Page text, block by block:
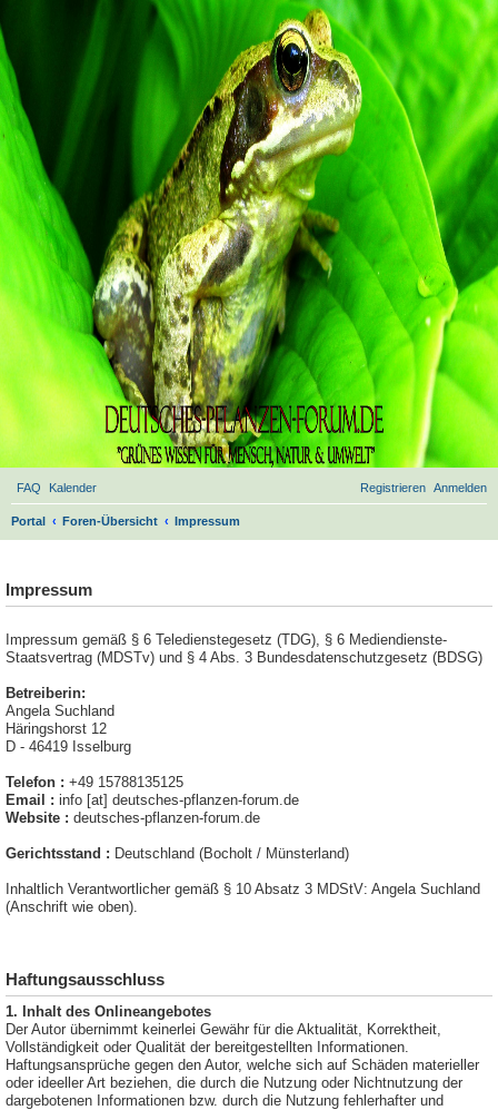
FAQ Kalender Anmelden
Registrieren
Portal Foren-Übersicht Impressum
Impressum
Impressum gemäß § 6 Teledienstegesetz (TDG), § 6 Mediendienste-
Staatsvertrag (MDSTv) und § 4 Abs. 3 Bundesdatenschutzgesetz (BDSG)
Betreiberin:
Angela Suchland
Häringshorst 12
D - 46419 Isselburg
Telefon : +49 15788135125
Email : info [at] deutsches-pflanzen-forum.de
Website : deutsches-pflanzen-forum.de
Gerichtsstand : Deutschland (Bocholt / Münsterland)
Inhaltlich Verantwortlicher gemäß § 10 Absatz 3 MDStV: Angela Suchland
(Anschrift wie oben).
Haftungsausschluss
1. Inhalt des Onlineangebotes
Der Autor übernimmt keinerlei Gewähr für die Aktualität, Korrektheit,
Vollständigkeit oder Qualität der bereitgestellten Informationen.
Haftungsansprüche gegen den Autor, welche sich auf Schäden materieller
oder ideeller Art beziehen, die durch die Nutzung oder Nichtnutzung der
dargebotenen Informationen bzw. durch die Nutzung fehlerhafter und